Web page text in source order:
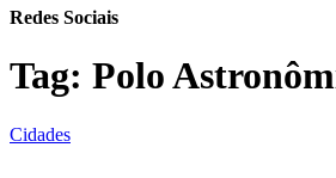
Redes Sociais
Tag: Polo
Cidades